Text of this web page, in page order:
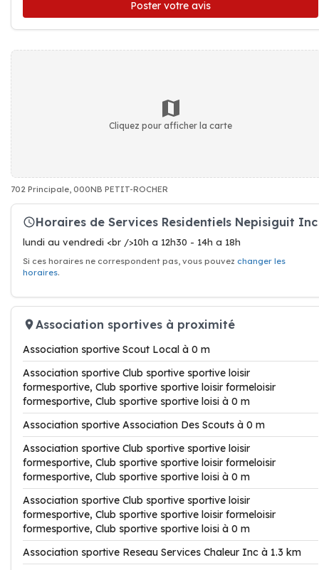
Poster votre avis
Cliquez pour afficher la carte
702 Principale, 000NB PETIT-ROCHER
Horaires de Services Residentiels Nepisiguit Inc
lundi au vendredi <br />10h a 12h30 - 14h a 18h
Si ces horaires ne correspondent pas, vous pouvez changer les
horaires.
Association sportives à proximité
Association sportive Scout Local à 0 m
Association sportive Club sportive sportive loisir
formesportive, Club sportive sportive loisir formeloisir
formesportive, Club sportive sportive loisi à 0 m
Association sportive Association Des Scouts à 0 m
Association sportive Club sportive sportive loisir
formesportive, Club sportive sportive loisir formeloisir
formesportive, Club sportive sportive loisi à 0 m
Association sportive Club sportive sportive loisir
formesportive, Club sportive sportive loisir formeloisir
formesportive, Club sportive sportive loisi à 0 m
Association sportive Reseau Services Chaleur Inc à 1.3 km